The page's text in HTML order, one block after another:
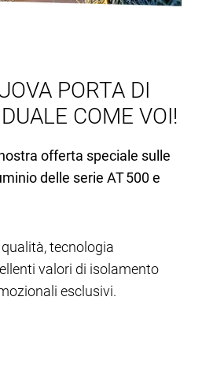
PORTA DI
COME VOI!
offerta speciale sulle
delle serie AT 500 e
tecnologia
valori di isolamento
esclusivi.